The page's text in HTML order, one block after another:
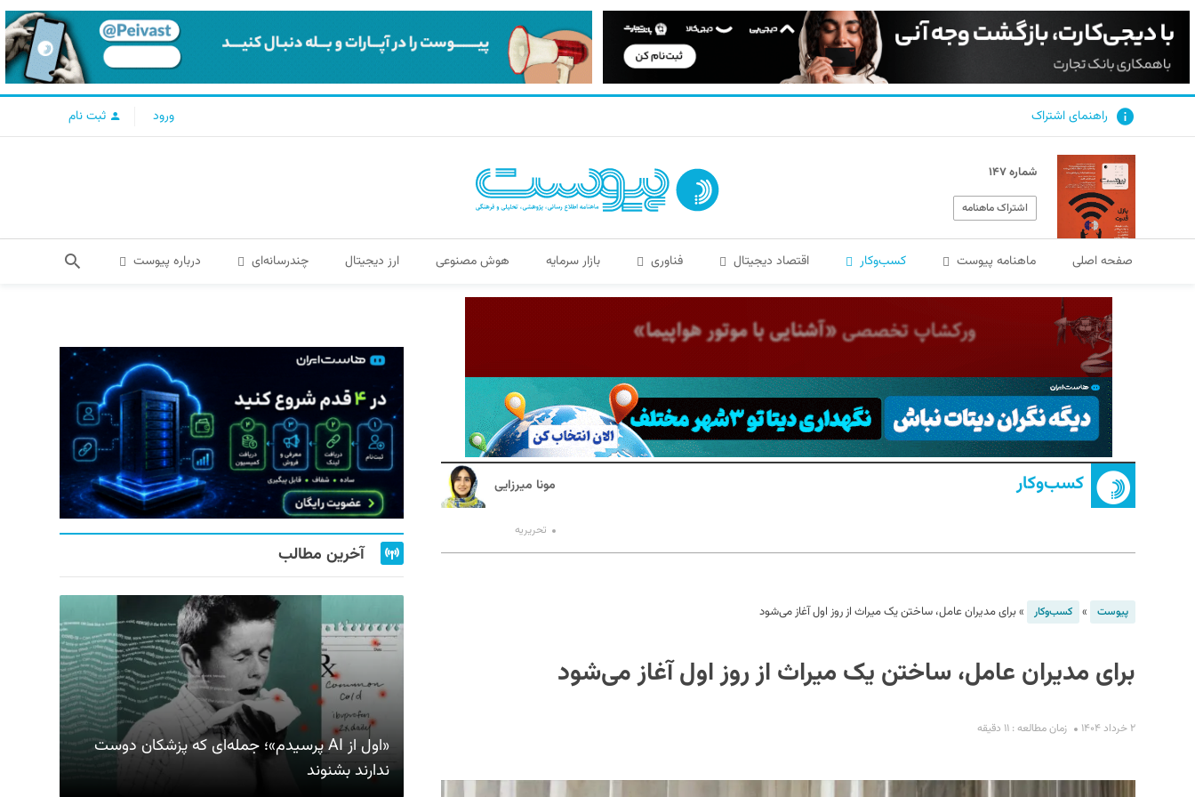
راهنمای اشتراک ورود ثبت نام
شماره ۱۴۷
اشتراک ماهنامه
صفحه اصلی ماهنامه پیوست کسب‌و‌کار اقتصاد دیجیتال فناوری بازار سرمایه هوش مصنوعی ارز دیجیتال چندرسانه‌ای درباره پیوست
کسب‌و‌کار مونا میرزایی
تحریریه
پیوست » کسب‌و‌کار »برای مدیران عامل، ساختن یک میراث از روز اول آغاز می‌شود
برای مدیران عامل، ساختن یک میراث از روز اول آغاز می‌شود
۲ خرداد ۱۴۰۴ زمان مطالعه : ۱۱ دقیقه
آخرین مطالب
«اول از AI پرسیدم»؛ جمله‌ای که پزشکان دوست
ندارند بشنوند